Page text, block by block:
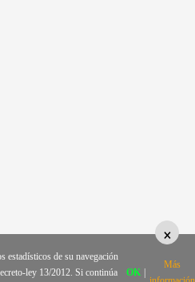
×
estadísticos de su navegación
ley 13/2012. Si continúa
OK
Más